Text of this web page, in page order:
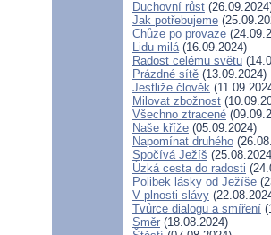
Duchovní růst
Jak potřebujeme
Chůze po provaze
Lidu milá(16.09.2024)
Radost celému světu
Prázdné sítě (13.09.2024)
Jestliže člověk
Milovat zbožnost
Všechno ztracené
Naše kříže (05.09.2024)
Napomínat druhého
Spočívá Ježíš
Úzká cesta do radosti
Polibek lásky od Ježíše
V plnosti slávy
Tvůrce dialogu a smíření
Směr (18.08.2024)